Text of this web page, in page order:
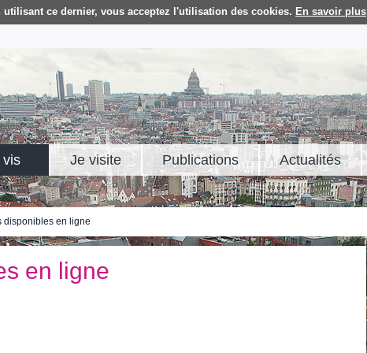
ce dernier, vous acceptez l'utilisation des cookies. En savoir plus
vis Je visite Publications Actualités
disponibles en ligne
en ligne